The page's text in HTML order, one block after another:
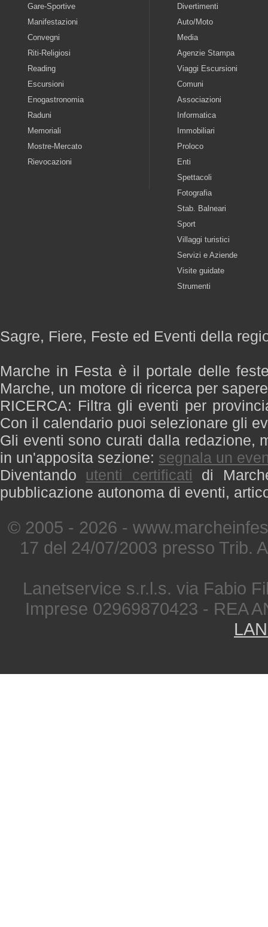
Gare-Sportive
Manifestazioni
Convegni
Riti-Religiosi
Reading
Escursioni
Enogastronomia
Raduni
Memoriali
Mostre-Mercato
Rievocazioni
Divertimenti
Auto/Moto
Media
Agenzie Stampa
Viaggi Escursioni
Comuni
Associazioni
Informatica
Immobiliari
Proloco
Enti
Spettacoli
Fotografia
Stab. Balneari
Sport
Villaggi turistici
Servizi e Aziende
Visite guidate
Strumenti
Sagre, Fiere, Feste ed Eventi della
Marche in Festa è il portale delle
Marche, un motore di ricerca per
RICERCA: Filtra gli eventi per
Con il calendario puoi selezionare gli
Gli eventi sono curati dalla redazione,
in un'apposita sezione: segnala un
Diventando utenti certificati di
pubblicazione autonoma di eventi,
© 2005 - 2026 -
17 del 24/07/2003 presso Trib.
Lanetservice s.r.l.s. via Fabio
Imprese 02969870423 - REA